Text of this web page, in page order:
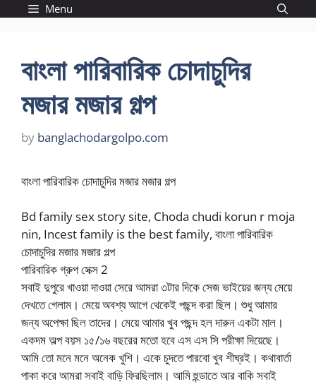
Menu
বাংলা পারিবারিক চোদাচুদির
মজার মজার গল্প
by banglachodargolpo.com
বাংলা পারিবারিক চোদাচুদির মজার মজার গল্প
Bd family sex story site, Choda chudi korun r moja
nin, Incest family is the best family, বাংলা পারিবারিক
চোদাচুদির মজার মজার গল্প
পারিবারিক গ্রুপ সেক্স 2
সবাই দুপুরে খাওয়া দাওয়া সেরে আমরা ৩টার দিকে সেজ ভাইয়ের জন্য মেয়ে
দেখতে গেলাম। মেয়ে অবশ্য আগে থেকেই পছন্দ করা ছিল। শুধু আমার
জন্য অপেক্ষা ছিল তাদের। মেয়ে আমার খুব পছন্দ হল দারুন একটা মাল।
একদম অল্প বয়স ১৫/১৬ বছরের মতো হবে এস এস সি পরীক্ষা দিয়েছে।
আমি তো মনে মনে অনেক খুশি। একে চুদতে পারবো খুব শীঘ্রই। কথাবার্তা
পাকা করে আমরা সবাই বাড়ি ফিরছিলাম। আমি হুন্ডাতে আর বাকি সবাই